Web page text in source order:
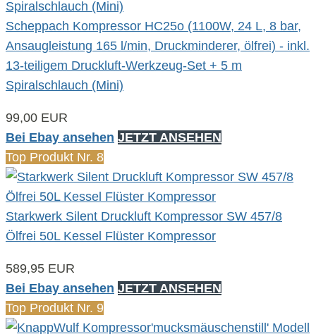
Scheppach Kompressor HC25o (1100W, 24 L, 8 bar,
Ansaugleistung 165 l/min, Druckminderer, ölfrei) - inkl.
13-teiligem Druckluft-Werkzeug-Set + 5 m
Spiralschlauch (Mini)
99,00 EUR
Bei Ebay ansehen JETZT ANSEHEN
Top Produkt Nr. 8
Starkwerk Silent Druckluft Kompressor SW 457/8
Ölfrei 50L Kessel Flüster Kompressor
589,95 EUR
Bei Ebay ansehen JETZT ANSEHEN
Top Produkt Nr. 9